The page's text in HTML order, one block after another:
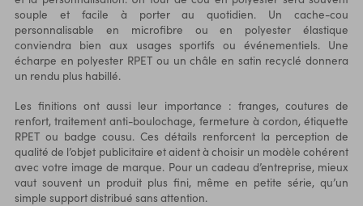
souple et facile à porter au quotidien. Un cache-cou
personnalisable en microfibre ou en polyester élastique
conviendra bien aux usages sportifs ou événementiels. Une
écharpe en polyester RPET ou un châle en satin recyclé donnera
un rendu plus habillé.
Les finitions ont aussi leur importance : franges, coutures de
renfort, traitement anti-boulochage, fermeture à cordon, étiquette
RPET ou badge cousu. Ces détails renforcent la perception de
qualité de l’objet publicitaire et aident à choisir un modèle cohérent
avec votre image de marque. Pour un cadeau d’entreprise, mieux
vaut souvent un produit plus fini, même en petite série, qu’un
simple support distribué sans attention.